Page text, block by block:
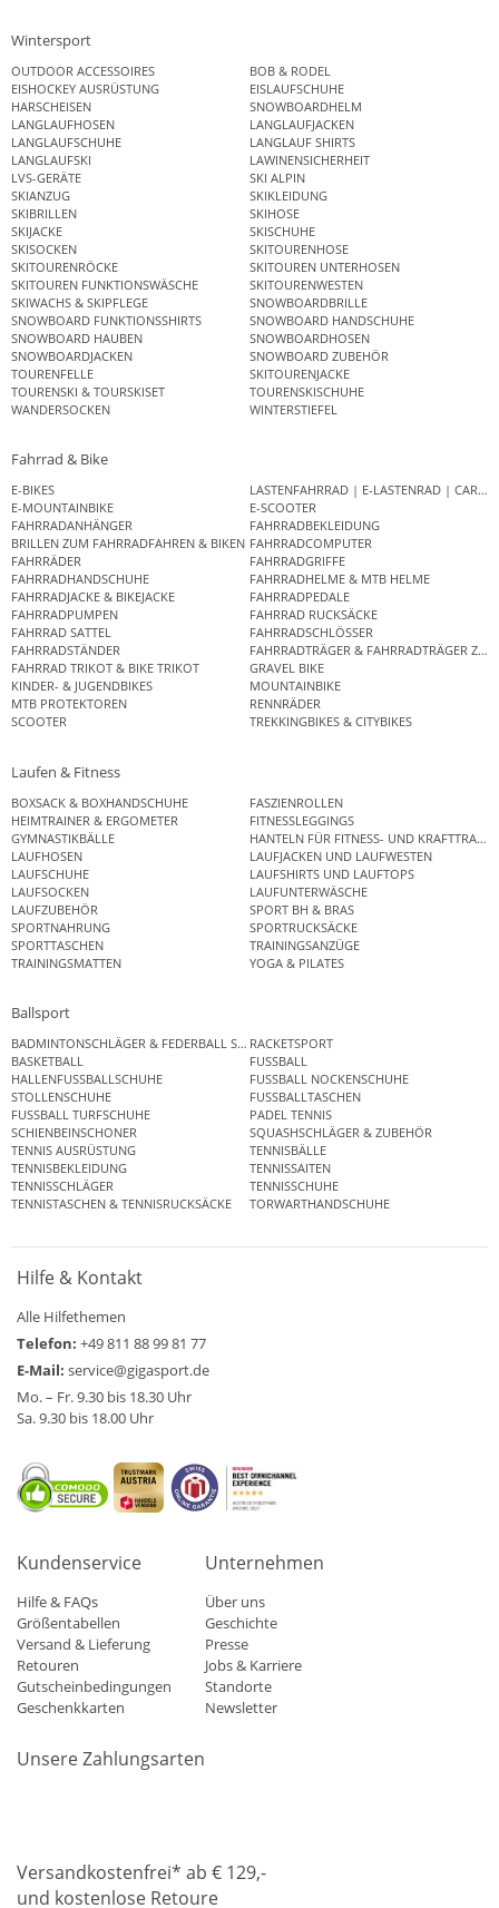
Wintersport
OUTDOOR ACCESSOIRES
BOB & RODEL
EISHOCKEY AUSRÜSTUNG
EISLAUFSCHUHE
HARSCHEISEN
SNOWBOARDHELM
LANGLAUFHOSEN
LANGLAUFJACKEN
LANGLAUFSCHUHE
LANGLAUF SHIRTS
LANGLAUFSKI
LAWINENSICHERHEIT
LVS-GERÄTE
SKI ALPIN
SKIANZUG
SKIKLEIDUNG
SKIBRILLEN
SKIHOSE
SKIJACKE
SKISCHUHE
SKISOCKEN
SKITOURENHOSE
SKITOURENRÖCKE
SKITOUREN UNTERHOSEN
SKITOUREN FUNKTIONSWÄSCHE
SKITOURENWESTEN
SKIWACHS & SKIPFLEGE
SNOWBOARDBRILLE
SNOWBOARD FUNKTIONSSHIRTS
SNOWBOARD HANDSCHUHE
SNOWBOARD HAUBEN
SNOWBOARDHOSEN
SNOWBOARDJACKEN
SNOWBOARD ZUBEHÖR
TOURENFELLE
SKITOURENJACKE
TOURENSKI & TOURSKISET
TOURENSKISCHUHE
WANDERSOCKEN
WINTERSTIEFEL
Fahrrad & Bike
E-BIKES
LASTENFAHRRAD | E-LASTENRAD |
E-MOUNTAINBIKE
E-SCOOTER
FAHRRADANHÄNGER
FAHRRADBEKLEIDUNG
BRILLEN ZUM FAHRRADFAHREN & BIKEN FAHRRADCOMPUTER
FAHRRÄDER
FAHRRADGRIFFE
FAHRRADHANDSCHUHE
FAHRRADHELME & MTB HELME
FAHRRADJACKE & BIKEJACKE
FAHRRADPEDALE
FAHRRADPUMPEN
FAHRRAD RUCKSÄCKE
FAHRRAD SATTEL
FAHRRADSCHLÖSSER
FAHRRADSTÄNDER
FAHRRADTRÄGER & FAHRRADTRÄGER
FAHRRAD TRIKOT & BIKE TRIKOT
GRAVEL BIKE
KINDER- & JUGENDBIKES
MOUNTAINBIKE
MTB PROTEKTOREN
RENNRÄDER
SCOOTER
TREKKINGBIKES & CITYBIKES
Laufen & Fitness
BOXSACK & BOXHANDSCHUHE
FASZIENROLLEN
HEIMTRAINER & ERGOMETER
FITNESSLEGGINGS
GYMNASTIKBÄLLE
HANTELN FÜR FITNESS- UND
LAUFHOSEN
LAUFJACKEN UND LAUFWESTEN
LAUFSCHUHE
LAUFSHIRTS UND LAUFTOPS
LAUFSOCKEN
LAUFUNTERWÄSCHE
LAUFZUBEHÖR
SPORT BH & BRAS
SPORTNAHRUNG
SPORTRUCKSÄCKE
SPORTTASCHEN
TRAININGSANZÜGE
TRAININGSMATTEN
YOGA & PILATES
Ballsport
BADMINTONSCHLÄGER & FEDERBALL SETSRACKETSPORT
BASKETBALL
FUSSBALL
HALLENFUSSBALLSCHUHE
FUSSBALL NOCKENSCHUHE
STOLLENSCHUHE
FUSSBALLTASCHEN
FUSSBALL TURFSCHUHE
PADEL TENNIS
SCHIENBEINSCHONER
SQUASHSCHLÄGER & ZUBEHÖR
TENNIS AUSRÜSTUNG
TENNISBÄLLE
TENNISBEKLEIDUNG
TENNISSAITEN
TENNISSCHLÄGER
TENNISSCHUHE
TENNISTASCHEN & TENNISRUCKSÄCKE
TORWARTHANDSCHUHE
Hilfe & Kontakt
Alle Hilfethemen
Telefon: +49 811 88 99 81 77
E-Mail: service@gigasport.de
Mo. – Fr. 9.30 bis 18.30 Uhr
Sa. 9.30 bis 18.00 Uhr
Kundenservice
Hilfe & FAQs
Größentabellen
Versand & Lieferung
Retouren
Gutscheinbedingungen
Geschenkkarten
Unternehmen
Über uns
Geschichte
Presse
Jobs & Karriere
Standorte
Newsletter
Unsere Zahlungsarten
Versandkostenfrei* ab € 129,-
und kostenlose Retoure